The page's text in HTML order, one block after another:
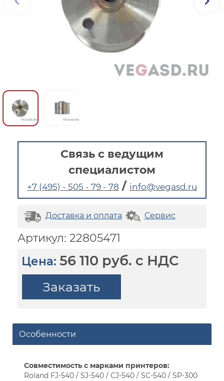
Связь с ведущим
специалистом
+7 (495) - 505 - 79 - 78 / info@vegasd.ru
Доставка и оплата Сервис
Артикул: 22805471
Цена: 56 110 руб. с НДС
Заказать
Особенности
Совместимость с марками принтеров:
Roland FJ-540 / SJ-540 / CJ-540 / SC-540 / SP-300